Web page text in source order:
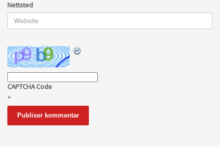
Nettsted
CAPTCHA Code
*